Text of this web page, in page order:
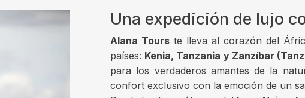
Una expedición de lujo
Alana Tours te lleva al corazón del
países: Kenia, Tanzania y Zanzíbar
para los verdaderos amantes de la
confort exclusivo con la emoción de un